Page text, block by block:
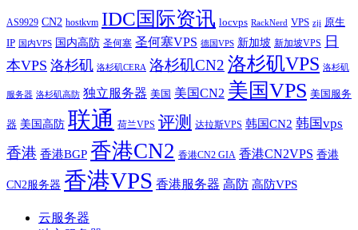
AS9929 CN2 hostkvm IDC国际资讯 locvps RackNerd VPS zji 原生
IP 国内VPS 国内高防 圣何塞 圣何塞VPS 德国VPS 新加坡 新加坡VPS
日
本VPS 洛杉矶 洛杉矶CERA 洛杉矶CN2 洛杉矶VPS 洛杉矶
服务器 洛杉矶高防 独立服务器 美国 美国CN2 美国VPS 美国服务
器 美国高防 联通 荷兰VPS 评测 达拉斯VPS 韩国CN2 韩国vps
香港 香港BGP 香港CN2 香港CN2 GIA 香港CN2VPS 香港
CN2服务器 香港VPS 香港服务器 高防 高防VPS
云服务器